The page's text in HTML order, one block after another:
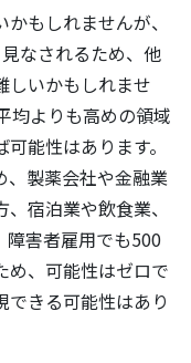
もしれませんが、
なされるため、他
しいかもしれませ
均よりも高めの領域
能性はあります。
、製薬会社や金融業
宿泊業や飲食業、
障害者雇用でも500
め、可能性はゼロで
できる可能性はあり